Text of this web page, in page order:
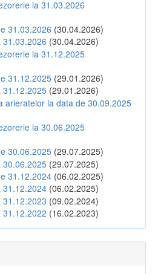
la 31.03.2026
31.03.2026 (30.04.2026)
31.03.2026 (30.04.2026)
la 31.12.2025
31.12.2025 (29.01.2026)
31.12.2025 (29.01.2026)
arieratelor la data de 30.09.2025
la 30.06.2025
30.06.2025 (29.07.2025)
30.06.2025 (29.07.2025)
31.12.2024 (06.02.2025)
31.12.2024 (06.02.2025)
31.12.2023 (09.02.2024)
31.12.2022 (16.02.2023)